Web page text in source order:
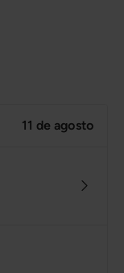
11 de agosto